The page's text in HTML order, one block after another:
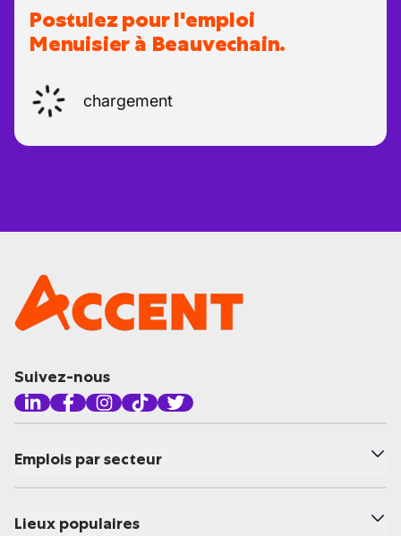
Postulez pour l'emploi
Menuisier à Beauvechain.
chargement
Suivez-nous
Emplois par secteur
Lieux populaires